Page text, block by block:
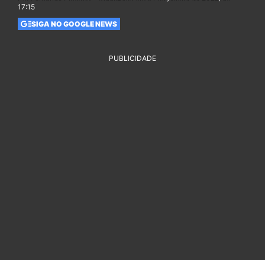
17:15
SIGA NO GOOGLE NEWS
PUBLICIDADE